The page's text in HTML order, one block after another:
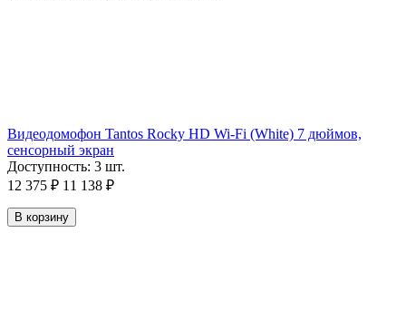
Видеодомофон Tantos Rocky HD Wi-Fi (White) 7 дюймов,
сенсорный экран
Доступность: 3 шт.
12 375 ₽ 11 138 ₽
В корзину